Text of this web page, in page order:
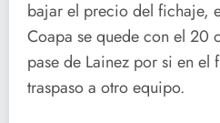
bajar el precio del fichaje,
Coapa se quede con el 20
pase de Lainez por si en el
traspaso a otro equipo.